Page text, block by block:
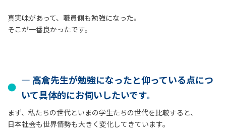
真実味があって、職員側も勉強になった。
そこが一番良かったです。
― 高倉先生が勉強になったと仰っている点につ
いて具体的にお伺いしたいです。
まず、私たちの世代といまの学生たちの世代を比較すると、
日本社会も世界情勢も大きく変化してきています。